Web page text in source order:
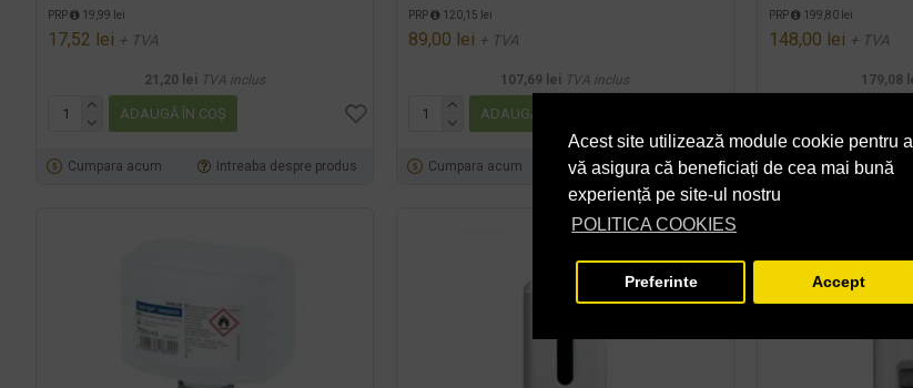
Acest site utilizează module cookie pentru a
vă asigura că beneficiați de cea mai bună
experiență pe site-ul nostru
POLITICA COOKIES
Preferinte Accept
PRP 19,99 lei
17,52 lei + TVA
21,20 lei TVA inclus
ADAUGĂ ÎN COŞ
Cumpara acum Intreaba despre produs
PRP 120,15 lei
89,00 lei + TVA
107,69 lei TVA inclus
ADAUGĂ ÎN COŞ
Cumpara acum Intreaba despre produs
PRP 199,80 lei
148,00 lei + TVA
179,08
Cumpara acum